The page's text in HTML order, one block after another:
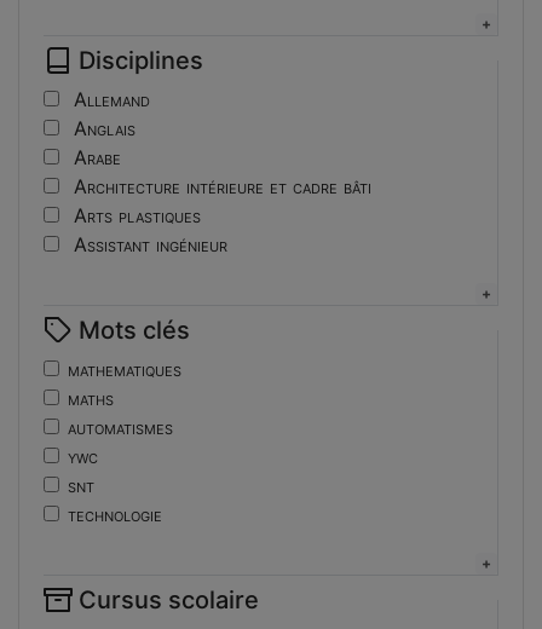
Travaux d'élèves/étudiants
Tutoriel
Disciplines
Allemand
Anglais
Arabe
Architecture intérieure et cadre bâti
Arts plastiques
Assistant ingénieur
Boulangerie
Braille
Bureautique
Céramique industrielle
Chinois
Cinéma et photographie
Coiffure
Construction et réparation en carrosserie
Mots clés
mathematiques
maths
automatismes
ywc
snt
technologie
fonctions-lp
Cursus scolaire